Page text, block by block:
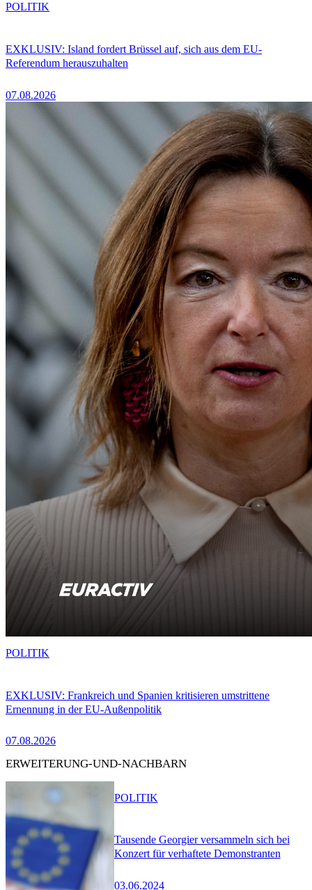
EXKLUSIV: Island fordert Brüssel auf, sich aus dem EU-
Referendum herauszuhalten
07.08.2026
POLITIK
EXKLUSIV: Frankreich und Spanien kritisieren umstrittene
Ernennung in der EU-Außenpolitik
07.08.2026
POLITIK
ERWEITERUNG-UND-NACHBARN
Tausende Georgier versammeln sich bei
Konzert für verhaftete Demonstranten
03.06.2024
POLITIK